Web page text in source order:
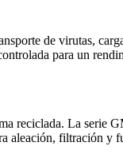
de virutas,
para un
reciclada. La serie
filtración y